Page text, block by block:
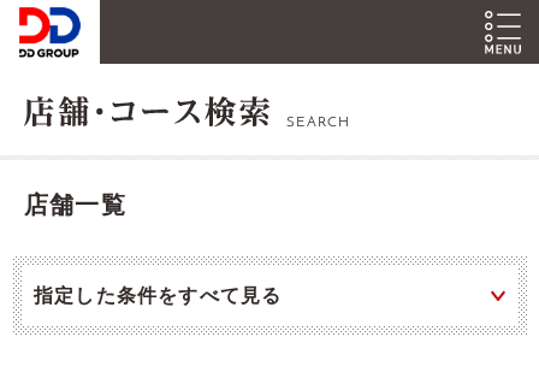
SEARCH
店舗一覧
指定した条件をすべて見る